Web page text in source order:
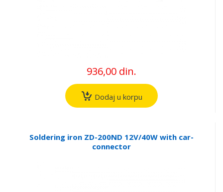
936,00 din.
Dodaj u korpu
Soldering iron ZD-200ND 12V/40W with car-
connector